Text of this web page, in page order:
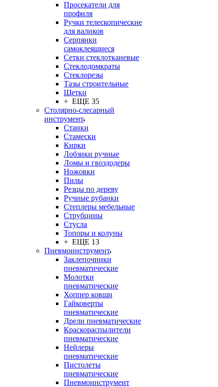
Просекатели для
профиля
Ручки телескопические
для валиков
Серпянки
самоклеящиеся
Сетки стеклотканевые
Стеклодомкраты
Стеклорезы
Тазы строительные
Щетки
+ ЕЩЕ 35
Столярно-слесарный
инструмент
Станки
Стамески
Кирки
Лобзики ручные
Ломы и гвоздодеры
Ножовки
Пилы
Резцы по дереву
Ручные рубанки
Степлеры мебельные
Струбцины
Стусла
Топоры и колуны
+ ЕЩЕ 13
Пневмоинструмент
Заклепочники
пневматические
Молотки
пневматические
Хоппер ковши
Гайковерты
пневматические
Дрели пневматические
Краскораспылители
пневматические
Нейлеры
пневматические
Пистолеты
пневматические
Пневмоинструмент